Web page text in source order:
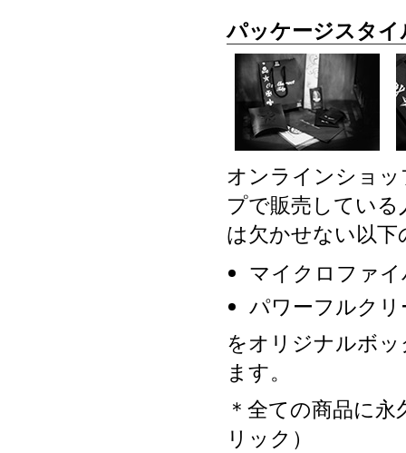
パッケージスタ
オンラインショ
プで販売してい
は欠かせない以
マイクロファ
パワーフルク
をオリジナルボ
ます。
＊全ての商品に
リック）